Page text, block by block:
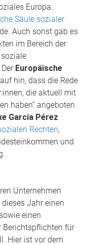
Europa.
Säule sozialer
Auch sonst gab es
im Bereich der
Europäische
hin, dass die Rede
die aktuell mit
haben“ angeboten
García Pérez
Rechten,
und
Unternehmen
Jahr einen
einen
Berichtspflichten für
Hier ist vor dem